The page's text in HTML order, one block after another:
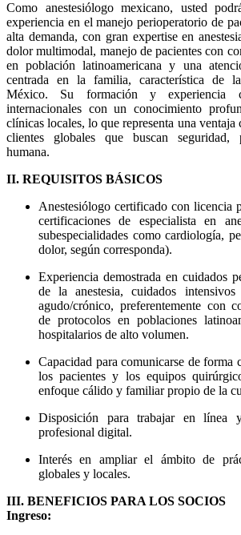
Como anestesiólogo mexicano, usted
experiencia en el manejo perioperatorio de
alta demanda, con gran expertise en
dolor multimodal, manejo de pacientes con
en población latinoamericana y una
centrada en la familia, característica de
México. Su formación y experiencia
internacionales con un conocimiento
clínicas locales, lo que representa una ventaja
clientes globales que buscan seguridad,
humana.
II. REQUISITOS BÁSICOS
Anestesiólogo certificado con licencia
certificaciones de especialista en
subespecialidades como cardiología,
dolor, según corresponda).
Experiencia demostrada en cuidados
de la anestesia, cuidados
agudo/crónico, preferentemente con
de protocolos en poblaciones
hospitalarios de alto volumen.
Capacidad para comunicarse de forma
los pacientes y los equipos
enfoque cálido y familiar propio de la
Disposición para trabajar en línea
profesional digital.
Interés en ampliar el ámbito de
globales y locales.
III. BENEFICIOS PARA LOS SOCIOS
Ingreso: